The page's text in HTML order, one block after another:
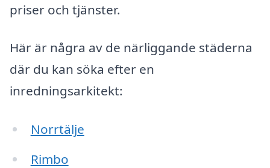
priser och tjänster.
Här är några av de närliggande städerna
där du kan söka efter en
inredningsarkitekt:
Norrtälje
Rimbo